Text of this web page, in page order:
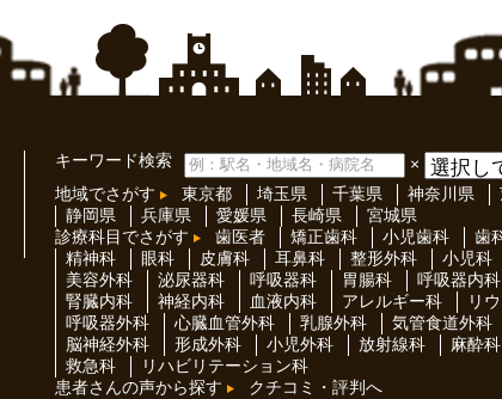
キーワード検索
×
地域でさがす
東京都 埼玉県 千葉県 神奈川県
静岡県
兵庫県 愛媛県 長崎県
宮城県
診療科目でさがす
歯医者 矯正歯科 小児歯科
歯
精神科
眼科 皮膚科 耳鼻科 整形外科
小児科
美容外科
泌尿器科 呼吸器科 胃腸科
呼吸器内科
腎臓内科
神経内科 血液内科 アレルギー科
リ
呼吸器外科
心臓血管外科 乳腺外科
気管食道外科
脳神経外科
形成外科 小児外科 放射線科
麻酔科
救急科
リハビリテーション科
患者さんの声から探す
クチコミ・評判へ